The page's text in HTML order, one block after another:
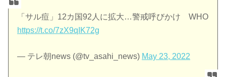
「サル痘」12カ国92人に拡大…警戒呼びかけ WHO
https://t.co/7zX9qIK72g
— テレ朝news (@tv_asahi_news) May 23, 2022